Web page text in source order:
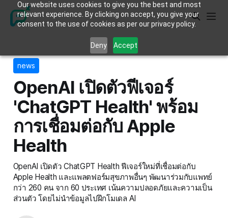
Our website uses cookies to give you the best and most
relevant experience. By clicking on accept, you give your
consent to the use of cookies as per our privacy policy.
Deny Accept
news
OpenAI เปิดตัวฟีเจอร์
'ChatGPT Health' พร้อม
การเชื่อมต่อกับ Apple
Health
OpenAI เปิดตัว ChatGPT Health ฟีเจอร์ใหม่ที่เชื่อมต่อกับ
Apple Health และแพลตฟอร์มสุขภาพอื่นๆ พัฒนาร่วมกับแพทย์
กว่า 260 คน จาก 60 ประเทศ เน้นความปลอดภัยและความเป็น
ส่วนตัว โดยไม่นำข้อมูลไปฝึกโมเดล AI